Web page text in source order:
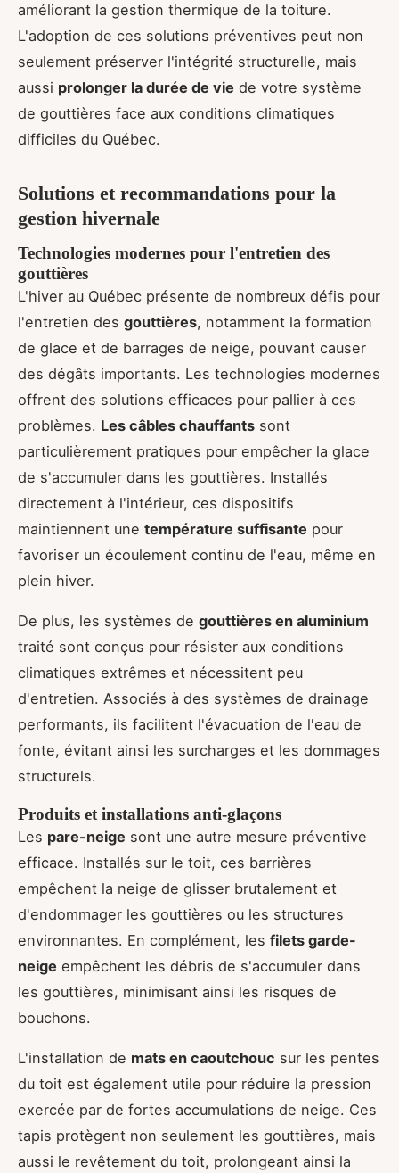
améliorant la gestion thermique de la toiture.
L'adoption de ces solutions préventives peut non
seulement préserver l'intégrité structurelle, mais
aussi prolonger la durée de vie de votre système
de gouttières face aux conditions climatiques
difficiles du Québec.
Solutions et recommandations pour la
gestion hivernale
Technologies modernes pour l'entretien des
gouttières
L'hiver au Québec présente de nombreux défis pour
l'entretien des gouttières, notamment la formation
de glace et de barrages de neige, pouvant causer
des dégâts importants. Les technologies modernes
offrent des solutions efficaces pour pallier à ces
problèmes. Les câbles chauffants sont
particulièrement pratiques pour empêcher la glace
de s'accumuler dans les gouttières. Installés
directement à l'intérieur, ces dispositifs
maintiennent une température suffisante pour
favoriser un écoulement continu de l'eau, même en
plein hiver.
De plus, les systèmes de gouttières en aluminium
traité sont conçus pour résister aux conditions
climatiques extrêmes et nécessitent peu
d'entretien. Associés à des systèmes de drainage
performants, ils facilitent l'évacuation de l'eau de
fonte, évitant ainsi les surcharges et les dommages
structurels.
Produits et installations anti-glaçons
Les pare-neige sont une autre mesure préventive
efficace. Installés sur le toit, ces barrières
empêchent la neige de glisser brutalement et
d'endommager les gouttières ou les structures
environnantes. En complément, les filets garde-
neige empêchent les débris de s'accumuler dans
les gouttières, minimisant ainsi les risques de
bouchons.
L'installation de mats en caoutchouc sur les pentes
du toit est également utile pour réduire la pression
exercée par de fortes accumulations de neige. Ces
tapis protègent non seulement les gouttières, mais
aussi le revêtement du toit, prolongeant ainsi la